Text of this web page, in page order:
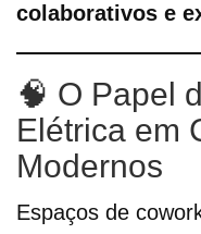
colaborativos e
🧠 O Papel
Elétrica em
Modernos
Espaços de